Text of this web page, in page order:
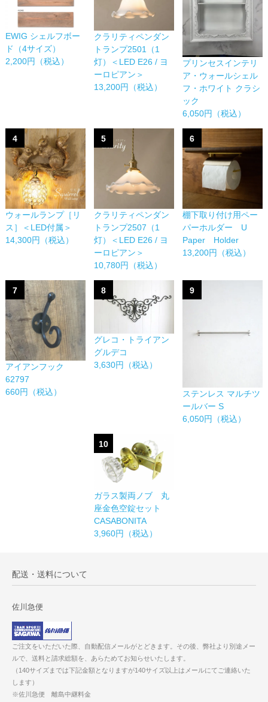
EWIG シェルフボー
ド（4サイズ）
2,200円（税込）
クラリティペンダン
トランプ2501（1
灯）＜LED E26 / ヨ
ーロピアン＞
13,200円（税込）
プリンセスインテリ
ア・ウォールシェル
フ・ホワイト クラシ
ック
6,050円（税込）
4
ウォールランプ［リ
ス］＜LED付属＞
14,300円（税込）
5
クラリティペンダン
トランプ2507（1
灯）＜LED E26 / ヨ
ーロピアン＞
10,780円（税込）
6
棚下取り付け用ペー
パーホルダー U
Paper Holder
13,200円（税込）
7
アイアンフック
62797
660円（税込）
8
グレコ・トライアン
グルデコ
3,630円（税込）
9
ステンレス マルチツ
ールバー S
6,050円（税込）
10
ガラス製両ノブ 丸
座金色空錠セット
CASABONITA
3,960円（税込）
配送・送料について
佐川急便
ご注文をいただいた際、自動配信メールがとどきます。その後、弊社より別途メー
ルで、送料と請求総額を、あらためてお知らせいたします。
（140サイズまでは下記金額となりますが140サイズ以上はメールにてご連絡いた
します）
※佐川急便 離島中継料金